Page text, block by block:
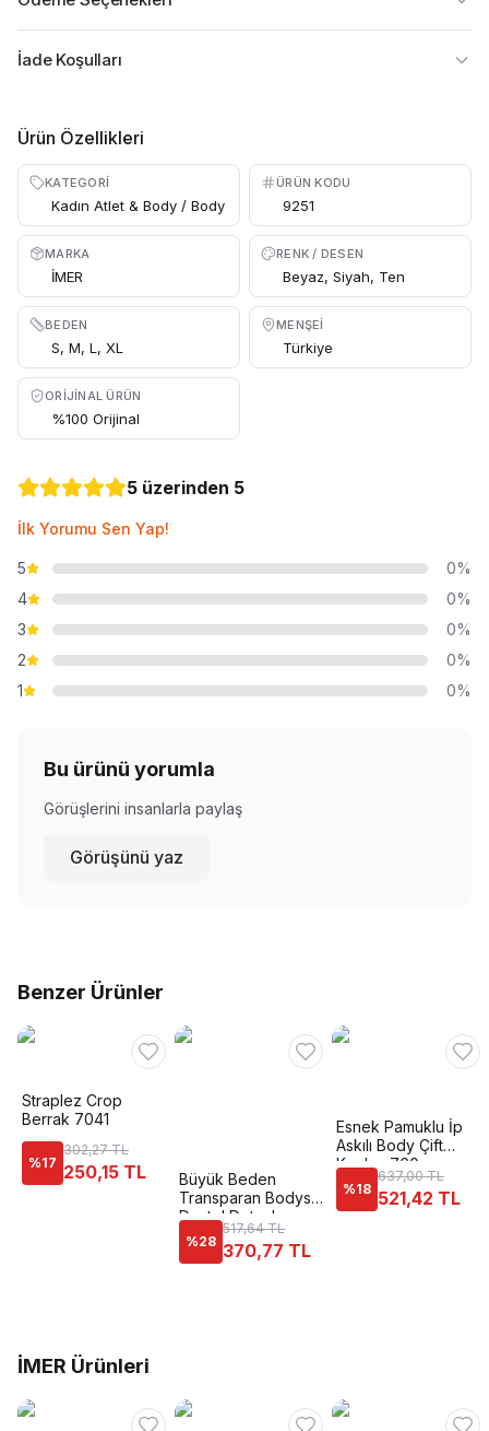
İade Koşulları
Ürün Özellikleri
KATEGORI
Kadın Atlet & Body / Body
ÜRÜN KODU
9251
MARKA
İMER
RENK / DESEN
Beyaz, Siyah, Ten
BEDEN
S, M, L, XL
MENŞEI
Türkiye
ORIJINAL ÜRÜN
%100 Orijinal
5 üzerinden 5
İlk Yorumu Sen Yap!
5
0%
4
0%
3
0%
2
0%
1
0%
Bu ürünü yorumla
Görüşlerini insanlarla paylaş
Görüşünü yaz
Benzer Ürünler
Straplez Crop
Berrak 7041
%17
302,27 TL
250,15 TL
Büyük Beden
Transparan Bodysuit
Dantel Detaylı
Donex 8020
%28
517,64 TL
370,77 TL
Esnek Pamuklu İp
Askılı Body Çift
Kaplan 760
%18
637,00 TL
521,42 TL
İMER Ürünleri